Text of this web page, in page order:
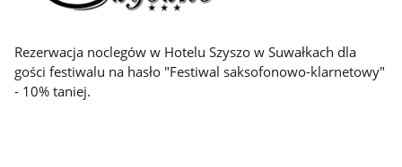
Rezerwacja noclegów w Hotelu Szyszo w Suwałkach dla
gości festiwalu na hasło "Festiwal saksofonowo-klarnetowy"
- 10% taniej.